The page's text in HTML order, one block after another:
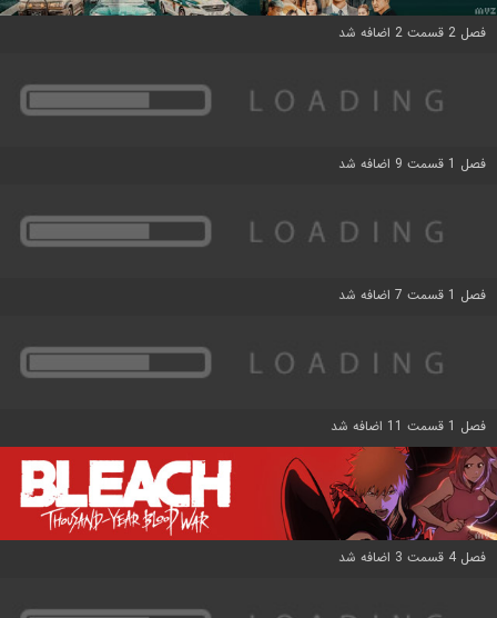
فصل 2 قسمت 2 اضافه شد
فصل 1 قسمت 9 اضافه شد
فصل 1 قسمت 7 اضافه شد
فصل 1 قسمت 11 اضافه شد
فصل 4 قسمت 3 اضافه شد